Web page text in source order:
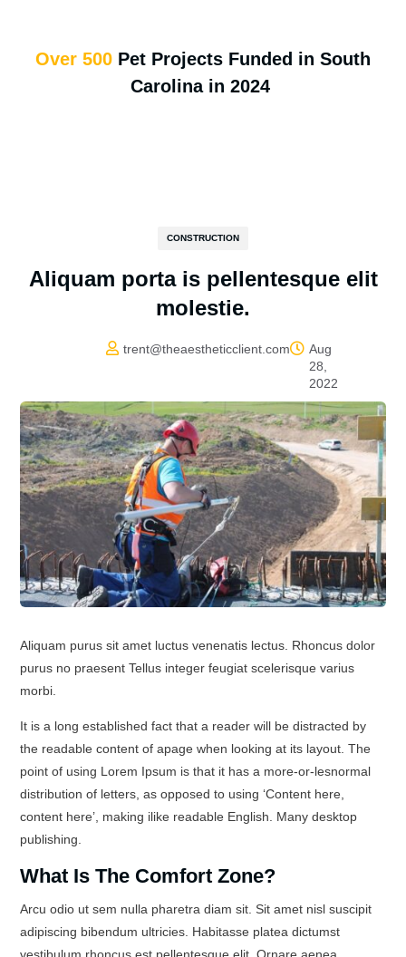
Over 500 Pet Projects Funded in South
Carolina in 2024
CONSTRUCTION
Aliquam porta is pellentesque elit
molestie.
 trent@theaestheticclient.com Aug
28,
2022
Aliquam purus sit amet luctus venenatis lectus. Rhoncus dolor
purus no praesent Tellus integer feugiat scelerisque varius
morbi.
It is a long established fact that a reader will be distracted by
the readable content of apage when looking at its layout. The
point of using Lorem Ipsum is that it has a more-or-lesnormal
distribution of letters, as opposed to using ‘Content here,
content here’, making ilike readable English. Many desktop
publishing.
What Is The Comfort Zone?
Arcu odio ut sem nulla pharetra diam sit. Sit amet nisl suscipit
adipiscing bibendum ultricies. Habitasse platea dictumst
vestibulum rhoncus est pellentesque elit. Ornare aenea